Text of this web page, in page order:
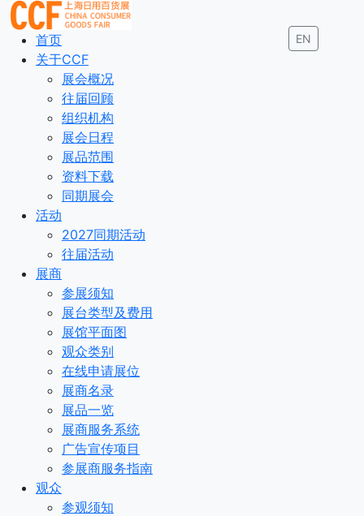
EN
首页
关于CCF
展会概况
往届回顾
组织机构
展会日程
展品范围
资料下载
同期展会
活动
2027同期活动
往届活动
展商
参展须知
展台类型及费用
展馆平面图
观众类别
在线申请展位
展商名录
展品一览
展商服务系统
广告宣传项目
参展商服务指南
观众
参观须知